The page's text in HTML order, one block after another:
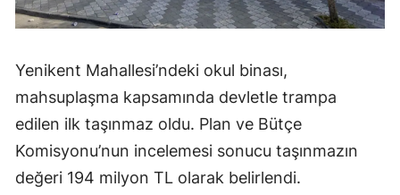
Yenikent Mahallesi’ndeki okul binası,
mahsuplaşma kapsamında devletle trampa
edilen ilk taşınmaz oldu. Plan ve Bütçe
Komisyonu’nun incelemesi sonucu taşınmazın
değeri 194 milyon TL olarak belirlendi.